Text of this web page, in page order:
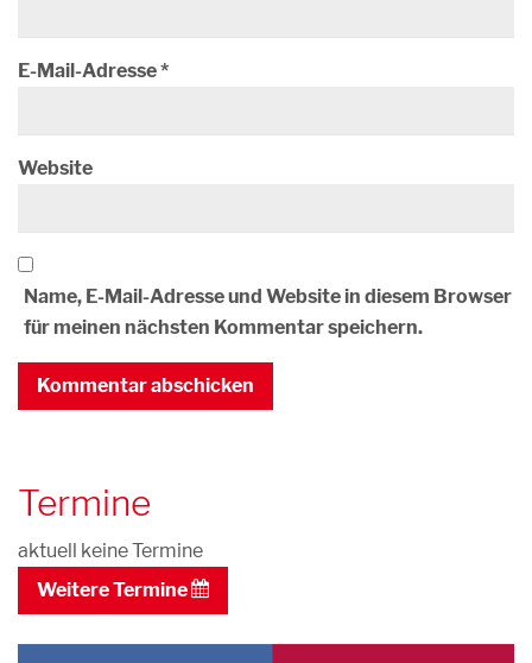
E-Mail-Adresse*
Website
Name, E-Mail-Adresse und Website in diesem Browser
für meinen nächsten Kommentar speichern.
Termine
aktuell keine Termine
Weitere Termine